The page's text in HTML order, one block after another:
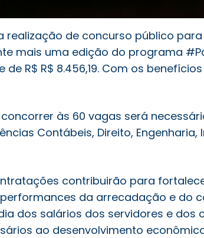
de concurso público
mais uma edição do programa
R$ R$ 8.456,19. Com os
às 60 vagas será
Contábeis, Direito,
contribuirão para
da arrecadação e do
dos salários dos servidores e dos
ao desenvolvimento